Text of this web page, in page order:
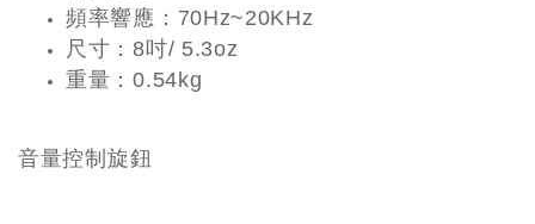
頻率響應 ： 70Hz~20KHz
尺寸 ：8吋/ 5.3oz
重量 ：0.54kg
音量控制旋鈕